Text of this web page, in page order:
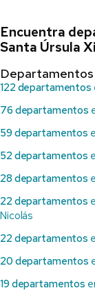
Encuentra
Santa Úrsula
122 departamentos
76 departamentos
59 departamentos
52 departamentos
28 departamentos
22 departamentos
Nicolás
22 departamentos
20 departamentos
19 departamentos